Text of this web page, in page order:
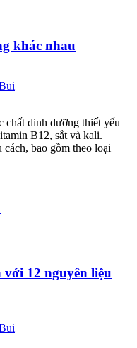
khác nhau
chất dinh dưỡng thiết yếu
B12, sắt và kali.
bao gồm theo loại
12 nguyên liệu